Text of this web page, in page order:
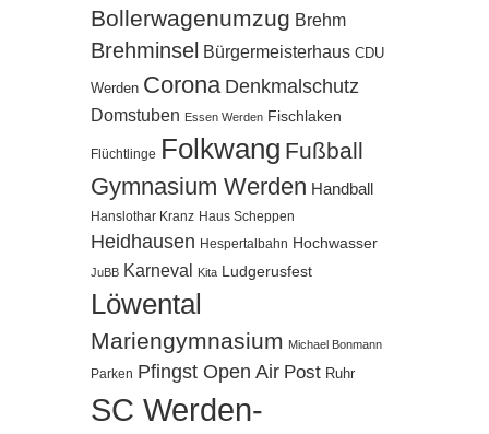
Bollerwagenumzug Brehm
Brehminsel Bürgermeisterhaus CDU
Werden Corona Denkmalschutz
Domstuben Essen Werden Fischlaken
Flüchtlinge Folkwang Fußball
Gymnasium Werden Handball
Hanslothar Kranz Haus Scheppen
Heidhausen Hespertalbahn Hochwasser
JuBB Karneval Kita Ludgerusfest
Löwental
Mariengymnasium Michael Bonmann
Parken Pfingst Open Air Post Ruhr
SC Werden-